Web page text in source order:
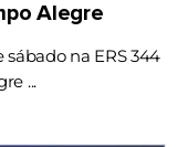
Alegre
na ERS 344
...